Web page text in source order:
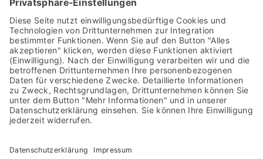
Albert-Einstein-Str. 7